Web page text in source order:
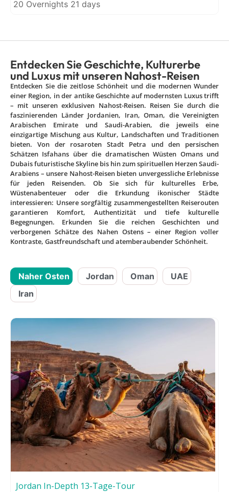
20 Overnights 21 days
Entdecken Sie Geschichte, Kulturerbe
und Luxus mit unseren Nahost-Reisen
Entdecken Sie die zeitlose Schönheit und die modernen Wunder
einer Region, in der antike Geschichte auf modernsten Luxus trifft
– mit unseren exklusiven Nahost-Reisen. Reisen Sie durch die
faszinierenden Länder Jordanien, Iran, Oman, die Vereinigten
Arabischen Emirate und Saudi-Arabien, die jeweils eine
einzigartige Mischung aus Kultur, Landschaften und Traditionen
bieten. Von der rosaroten Stadt Petra und den persischen
Schätzen Isfahans über die dramatischen Wüsten Omans und
Dubais futuristische Skyline bis hin zum spirituellen Herzen Saudi-
Arabiens – unsere Nahost-Reisen bieten unvergessliche Erlebnisse
für jeden Reisenden. Ob Sie sich für kulturelles Erbe,
Wüstenabenteuer oder die Erkundung ikonischer Städte
interessieren: Unsere sorgfältig zusammengestellten Reiserouten
garantieren Komfort, Authentizität und tiefe kulturelle
Begegnungen. Erkunden Sie die reichen Geschichten und
verborgenen Schätze des Nahen Ostens – einer Region voller
Kontraste, Gastfreundschaft und atemberaubender Schönheit.
Naher Osten Jordan Oman
UAE
Iran
Jordan In-Depth 13-Tage-Tour